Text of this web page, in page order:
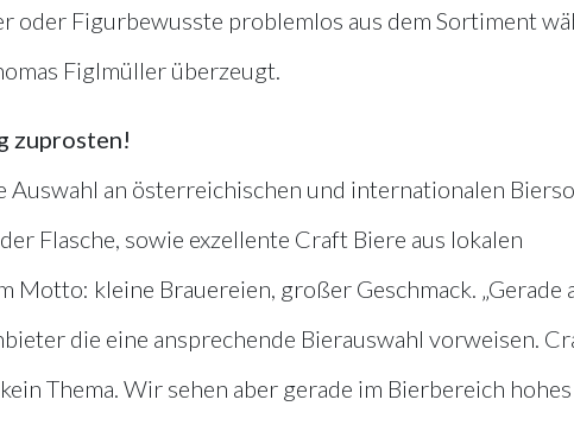
oder Figurbewusste problemlos aus dem Sortiment
Figlmüller überzeugt.
zuprosten!
Auswahl an österreichischen und internationalen
Flasche, sowie exzellente Craft Biere aus lokalen
Motto: kleine Brauereien, großer Geschmack. „Gerade
die eine ansprechende Bierauswahl vorweisen.
Thema. Wir sehen aber gerade im Bierbereich hohes